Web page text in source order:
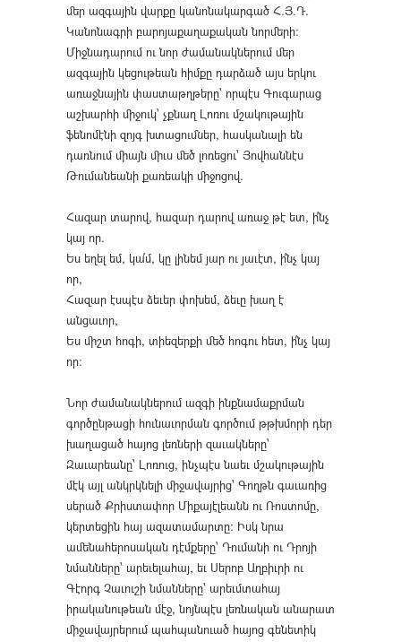
մեր ազգային վարքը կանոնակարգած Հ.Յ.Դ.
Կանոնագրի բարոյաքաղաքական նորմերի։
Միջնադարում ու նոր ժամանակներում մեր
ազգային կեցութեան հիմքը դարձած այս երկու
առաջնային փաստաթղթերը՝ որպէս Գուգարաց
աշխարհի միջուկ՝ չքնաղ Լոռու մշակութային
ֆենոմէնի զոյգ խտացումներ, հասկանալի են
դառնում միայն միւս մեծ լոռեցու՝ Յովհաննէս
Թումանեանի քառեակի միջոցով.
Հազար տարով, հազար դարով առաջ թէ ետ, ի՛նչ
կայ որ.
Ես եղել եմ, կա՛մ, կը լինեմ յար ու յաւէտ, ի՛նչ կայ
որ,
Հազար էսպէս ձեւեր փոխեմ, ձեւը խաղ է
անցաւոր,
Ես միշտ հոգի, տիեզերքի մեծ հոգու հետ, ի՛նչ կայ
որ։
Նոր ժամանակներում ազգի ինքնամաքրման
գործընթացի հունաւորման գործում թթխմորի դեր
խաղացած հայոց լեռների զաւակները՝
Զաւարեանը՝ Լոռուց, ինչպէս նաեւ մշակութային
մէկ այլ անկրկնելի միջավայրից՝ Գողթն գաւառից
սերած Քրիստափոր Միքայէլեանն ու Ռոստոմը,
կերտեցին հայ ազատամարտը։ Իսկ նրա
ամենահերոսական դէմքերը՝ Դումանի ու Դրոյի
նմանները՝ արեւելահայ, եւ Սերոբ Աղբիւրի ու
Գէորգ Չաւուշի նմանները՝ արեւմտահայ
իրականութեան մէջ, նոյնպէս լեռնական անարատ
միջավայրերում պահպանուած հայոց գենետիկ